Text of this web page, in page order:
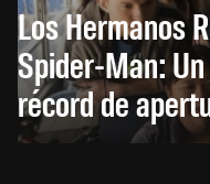
Los Hermanos
Spider-Man:
récord de